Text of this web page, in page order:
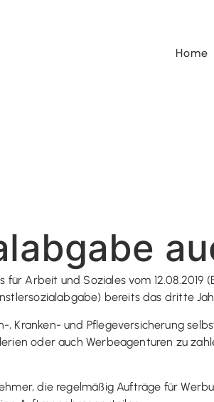
Home
Arbeit und Soziales vom
bereits das dritte
Kranken- und Pflegeversicherung
oder auch Werbeagenturen zu
die regelmäßig Aufträge für